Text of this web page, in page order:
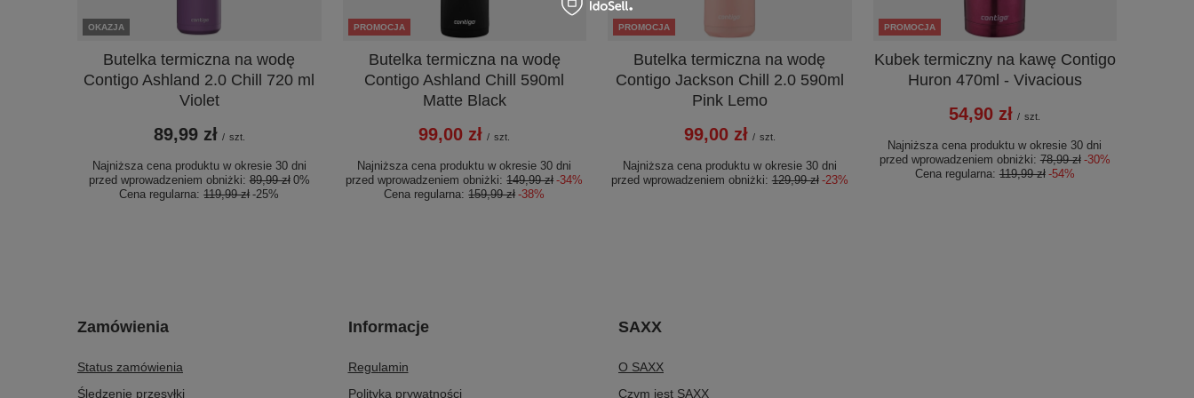
OKAZJA
Butelka termiczna na wodę
Contigo Ashland 2.0 Chill 720 ml
Violet
89,99 zł / szt.
Najniższa cena produktu w okresie 30 dni
przed wprowadzeniem obniżki:89,99 zł 0%
Cena regularna:119,99 zł -25%
PROMOCJA
Butelka termiczna na wodę
Contigo Ashland Chill 590ml
Matte Black
99,00 zł / szt.
Najniższa cena produktu w okresie 30 dni
przed wprowadzeniem obniżki:149,99 zł -34%
Cena regularna:159,99 zł -38%
PROMOCJA
Butelka termiczna na wodę
Contigo Jackson Chill 2.0 590ml
Pink Lemo
99,00 zł / szt.
Najniższa cena produktu w okresie 30 dni
przed wprowadzeniem obniżki:129,99 zł -23%
PROMOCJA
Kubek termiczny na kawę Contigo
Huron 470ml - Vivacious
54,90 zł / szt.
Najniższa cena produktu w okresie 30 dni
przed wprowadzeniem obniżki:78,99 zł -30%
Cena regularna:119,99 zł -54%
Zamówienia
Status zamówienia
Śledzenie przesyłki
Informacje
Regulamin
Polityka prywatności
SAXX
O SAXX
Czym jest SAXX